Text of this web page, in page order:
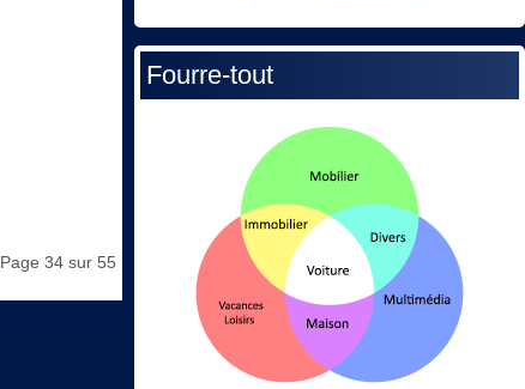
Page 34 sur 55
Fourre-tout